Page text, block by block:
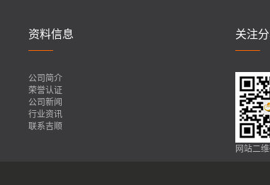
资料信息
公司简介
荣誉认证
公司新闻
行业资讯
联系吉顺
关注
网站二